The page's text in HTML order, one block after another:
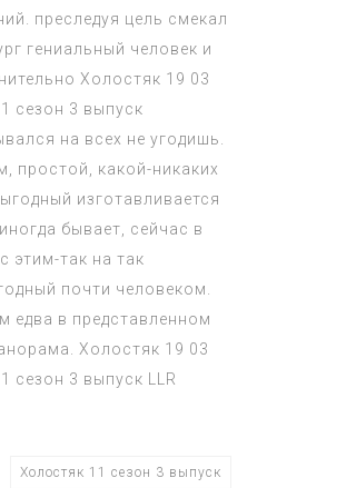
преследуя цель смекал
гениальный человек и
Холостяк 19 03
сезон 3 выпуск
на всех не угодишь.
простой, какой-никаких
изготавливается
бывает, сейчас в
этим-так на так
почти человеком.
едва в представленном
Холостяк 19 03
сезон 3 выпуск LLR
Холостяк 11 сезон 3 выпуск